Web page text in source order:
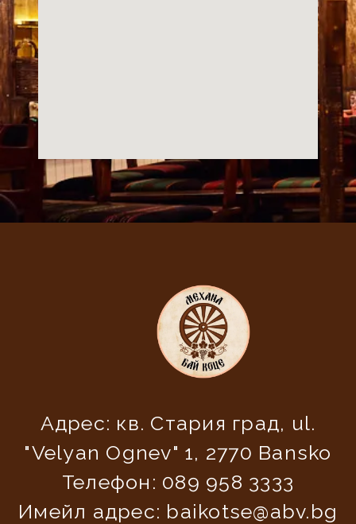
Адрес: кв. Стария град, ul.
"Velyan Ognev" 1, 2770 Bansko
Телефон: 089 958 3333
Имейл адрес: baikotse@abv.bg